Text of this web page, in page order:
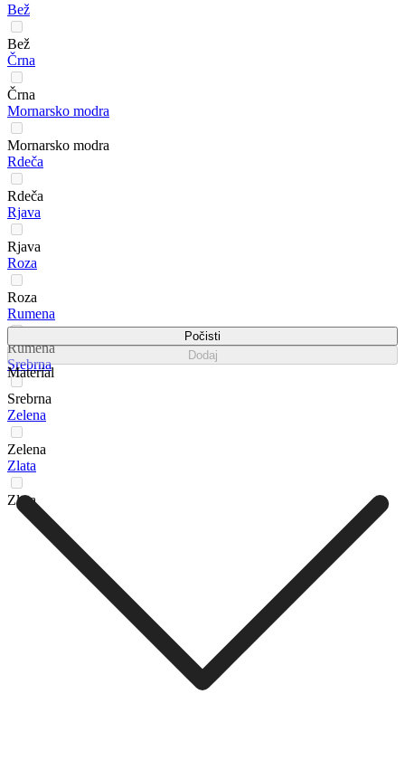
Bež
Bež
Črna
Črna
Mornarsko modra
Mornarsko modra
Rdeča
Rdeča
Rjava
Rjava
Roza
Roza
Rumena
Rumena
Srebrna
Srebrna
Zelena
Zelena
Zlata
Zlata
Počisti
Dodaj
Material